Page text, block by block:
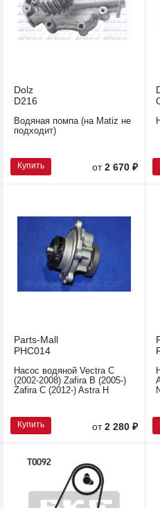
Dolz
D216
Водяная помпа (на Matiz не
подходит)
Купить от2 670 ₽
Parts-Mall
PHC014
Насос водяной Vectra C
(2002-2008) Zafira B (2005-)
Zafira C (2012-) Astra H
Купить от2 280 ₽